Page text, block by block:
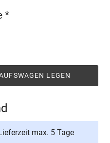
*
LEGEN
max. 5 Tage